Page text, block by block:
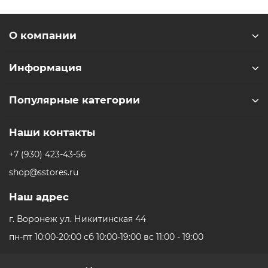
увеличение устойчивости к царапинам по сравнению с
позволяет погружаться на глубину до 6 метров, а
сертификация IP6X гарантирует полную защиту от
учитывая продолжительность, постоянство времени
отхода ко сну, частоту пробуждений и время в каждой
синдрома обструктивного апноэ сна, отслеживая
нарушения дыхания в течение времени.
Технология Wrist Flick позволяет управлять
О компании
Информация
Популярные категории
Наши контакты
+7 (930) 423-43-56
shop@sstores.ru
Наш адрес
г. Воронеж ул. Никитинская 44
пн-пт 10:00-20:00 сб 10:00-19:00 вс 11:00 - 19:00